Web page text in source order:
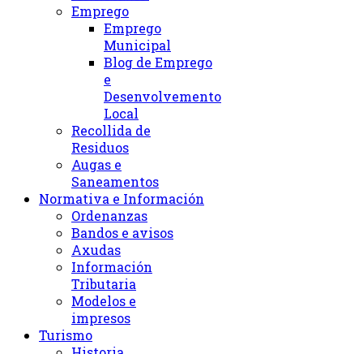
Emprego
Emprego
Municipal
Blog de Emprego
e
Desenvolvemento
Local
Recollida de
Residuos
Augas e
Saneamentos
Normativa e Información
Ordenanzas
Bandos e avisos
Axudas
Información
Tributaria
Modelos e
impresos
Turismo